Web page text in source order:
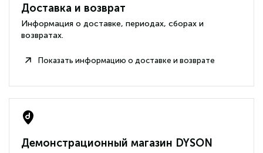
Доставка и возврат
Информация о доставке, периодах, сборах и
возвратах.
Показать информацию о доставке и возврате
Демонстрационный магазин DYSON